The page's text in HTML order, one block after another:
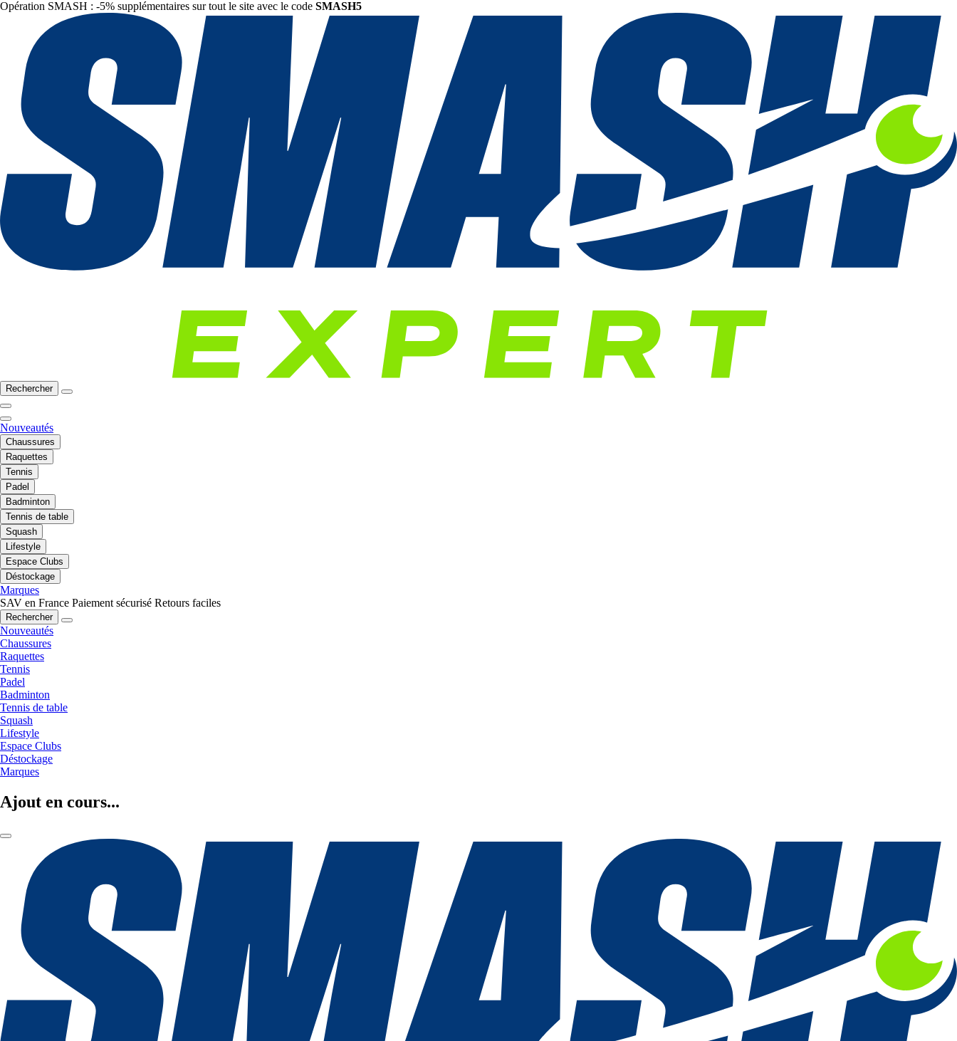
Opération SMASH : -5% supplémentaires sur tout le site avec le code SMASH5
Rechercher
Nouveautés
Chaussures
Raquettes
Tennis
Padel
Badminton
Tennis de table
Squash
Lifestyle
Espace Clubs
Déstockage
Marques
SAV en France Paiement sécurisé Retours faciles
Rechercher
Nouveautés
Chaussures
Raquettes
Tennis
Padel
Badminton
Tennis de table
Squash
Lifestyle
Espace Clubs
Déstockage
Marques
Ajout en cours...